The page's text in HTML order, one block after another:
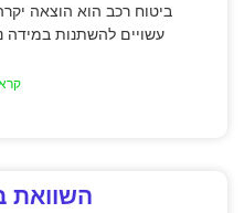
ביטוח רכב הוא הוצאה
עשויים להשתנות במידה
השוואת